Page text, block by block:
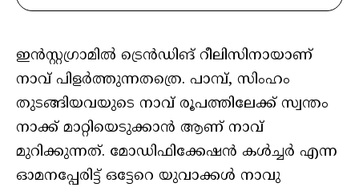
ഇൻസ്റ്റഗ്രാമിൽ ട്രെൻഡിങ് റീലിസിനായാണ്
നാവ് പിളർത്തുന്നതത്രെ. പാമ്പ്, സിംഹം
തുടങ്ങിയവയുടെ നാവ് രൂപത്തിലേക്ക് സ്വന്തം
നാക്ക് മാറ്റിയെടുക്കാൻ ആണ് നാവ്
മുറിക്കുന്നത്. മോഡിഫിക്കേഷൻ കൾച്ചർ എന്ന
ഓമനപ്പേരിട്ട് ഒട്ടേറെ യുവാക്കൾ നാവു